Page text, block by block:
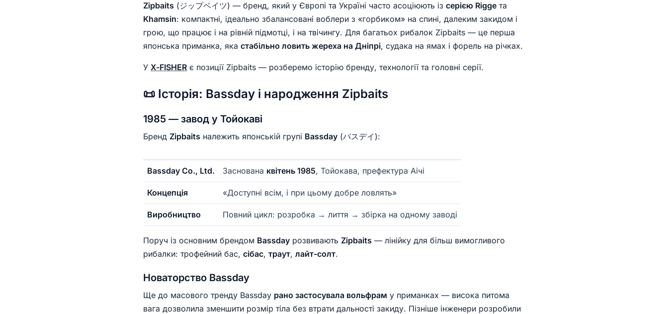
Zipbaits (ジップベイツ) — бренд, який у Європі та Україні часто асоціюють із серією Rigge та
Khamsin: компактні, ідеально збалансовані воблери з «горбиком» на спині, далеким закидом і
грою, що працює і на рівній підмотці, і на твічингу. Для багатьох рибалок Zipbaits — це перша
японська приманка, яка стабільно ловить жереха на Дніпрі, судака на ямах і форель на річках.
У X-FISHER є позиції Zipbaits — розберемо історію бренду, технології та головні серії.
📜 Історія: Bassday і народження Zipbaits
1985 — завод у Тойокаві
Бренд Zipbaits належить японській групі Bassday (バスデイ):
Bassday Co., Ltd. Заснована квітень 1985, Тойокава, префектура Аічі
Концепція «Доступні всім, і при цьому добре ловлять»
Виробництво Повний цикл: розробка → лиття → збірка на одному заводі
Поруч із основним брендом Bassday розвивають Zipbaits — лінійку для більш вимогливого
рибалки: трофейний бас, сібас, траут, лайт-солт.
Новаторство Bassday
Ще до масового тренду Bassday рано застосувала вольфрам у приманках — висока питома
вага дозволила зменшити розмір тіла без втрати дальності закиду. Пізніше інженери розробили